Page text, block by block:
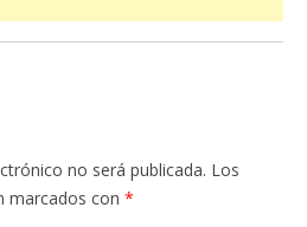
no será publicada. Los
marcados con *